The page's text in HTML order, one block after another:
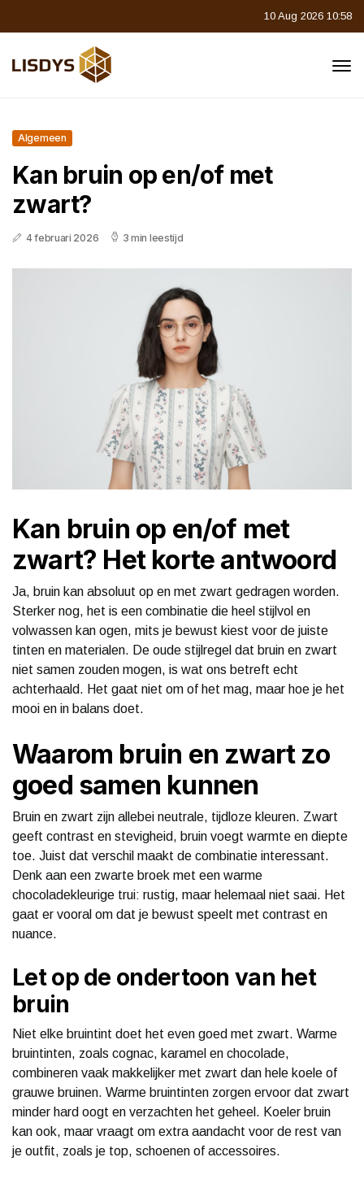
10 Aug 2026 10:58
Algemeen
Kan bruin op en/of met
zwart?
4 februari 2026 3 min leestijd
Kan bruin op en/of met
zwart? Het korte antwoord
Ja, bruin kan absoluut op en met zwart gedragen worden.
Sterker nog, het is een combinatie die heel stijlvol en
volwassen kan ogen, mits je bewust kiest voor de juiste
tinten en materialen. De oude stijlregel dat bruin en zwart
niet samen zouden mogen, is wat ons betreft echt
achterhaald. Het gaat niet om of het mag, maar hoe je het
mooi en in balans doet.
Waarom bruin en zwart zo
goed samen kunnen
Bruin en zwart zijn allebei neutrale, tijdloze kleuren. Zwart
geeft contrast en stevigheid, bruin voegt warmte en diepte
toe. Juist dat verschil maakt de combinatie interessant.
Denk aan een zwarte broek met een warme
chocoladekleurige trui: rustig, maar helemaal niet saai. Het
gaat er vooral om dat je bewust speelt met contrast en
nuance.
Let op de ondertoon van het
bruin
Niet elke bruintint doet het even goed met zwart. Warme
bruintinten, zoals cognac, karamel en chocolade,
combineren vaak makkelijker met zwart dan hele koele of
grauwe bruinen. Warme bruintinten zorgen ervoor dat zwart
minder hard oogt en verzachten het geheel. Koeler bruin
kan ook, maar vraagt om extra aandacht voor de rest van
je outfit, zoals je top, schoenen of accessoires.